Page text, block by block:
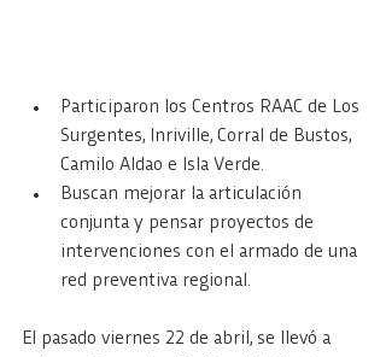
Participaron los Centros RAAC de Los
Surgentes, Inriville, Corral de Bustos,
Camilo Aldao e Isla Verde.
Buscan mejorar la articulación
conjunta y pensar proyectos de
intervenciones con el armado de una
red preventiva regional.
El pasado viernes 22 de abril, se llevó a